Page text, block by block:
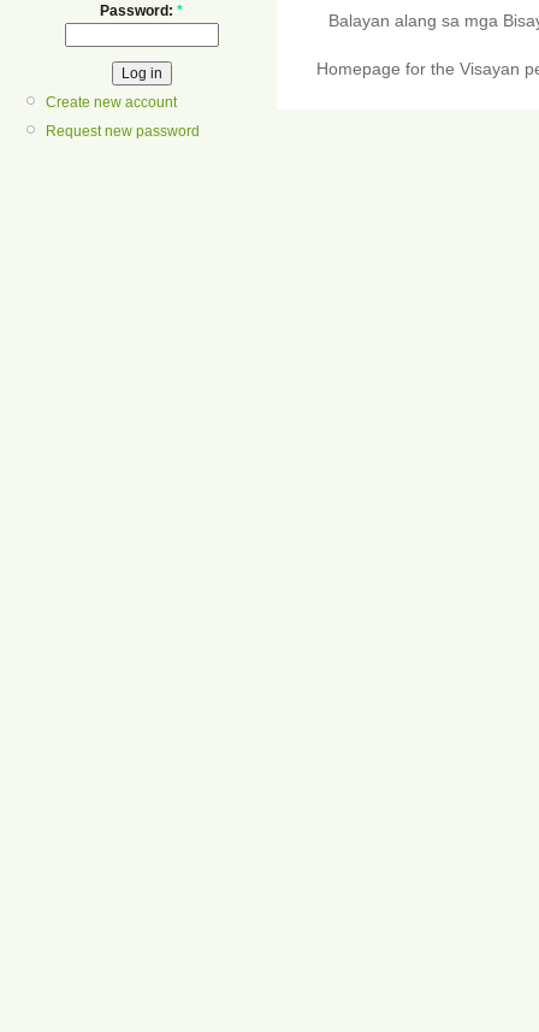
Password: *
Create new account
Request new password
Balayan alang sa mga
Homepage for the Visayan